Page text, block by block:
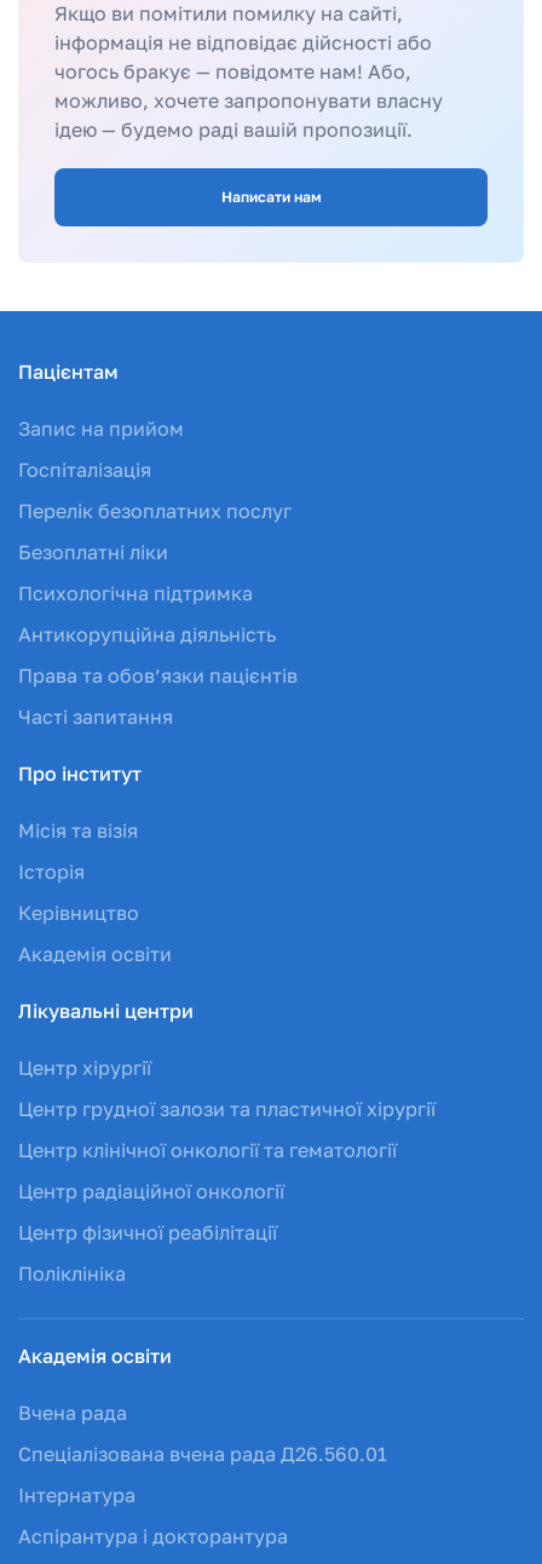
Якщо ви помітили помилку на сайті,
інформація не відповідає дійсності або
чогось бракує — повідомте нам! Або,
можливо, хочете запропонувати власну
ідею — будемо раді вашій пропозиції.
Написати нам
Пацієнтам
Запис на прийом
Госпіталізація
Перелік безоплатних послуг
Безоплатні ліки
Психологічна підтримка
Антикорупційна діяльність
Права та обов’язки пацієнтів
Часті запитання
Про інститут
Місія та візія
Історія
Керівництво
Академія освіти
Лікувальні центри
Центр хірургії
Центр грудної залози та пластичної хірургії
Центр клінічної онкології та гематології
Центр радіаційної онкології
Центр фізичної реабілітації
Поліклініка
Академія освіти
Вчена рада
Спеціалізована вчена рада Д26.560.01
Інтернатура
Аспірантура і докторантура